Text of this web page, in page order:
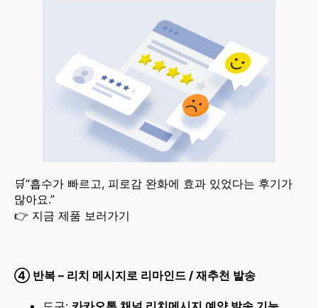
🛒“흡수가 빠르고, 피로감 완화에 효과 있었다는 후기가
많아요.”
👉 지금 제품 보러가기
④ 반복 – 리치 메시지로 리마인드 / 재추천 발송